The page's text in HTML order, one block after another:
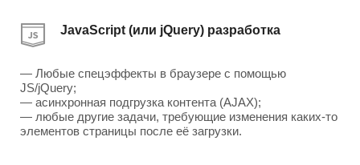
JavaScript (или jQuery) разработка
— Любые спецэффекты в браузере с помощью
JS/jQuery;
— асинхронная подгрузка контента (AJAX);
— любые другие задачи, требующие изменения каких-то
элементов страницы после её загрузки.